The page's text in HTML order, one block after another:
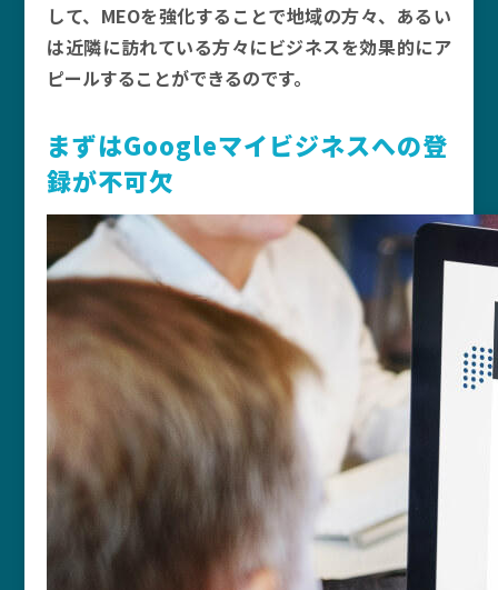
して、MEOを強化することで地域の方々、あるい
は近隣に訪れている方々にビジネスを効果的にア
ピールすることができるのです。
まずはGoogleマイビジネスへの登
録が不可欠